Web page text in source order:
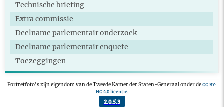
Technische briefing
Extra commissie
Deelname parlementair onderzoek
Deelname parlementair enquete
Toezeggingen
Volksvertegenwoordiging
Portretfoto's zijn eigendom van de Tweede Kamer der Staten-Generaal onder deCC BY-
NC 4.0 licentie.
2.0.5.3